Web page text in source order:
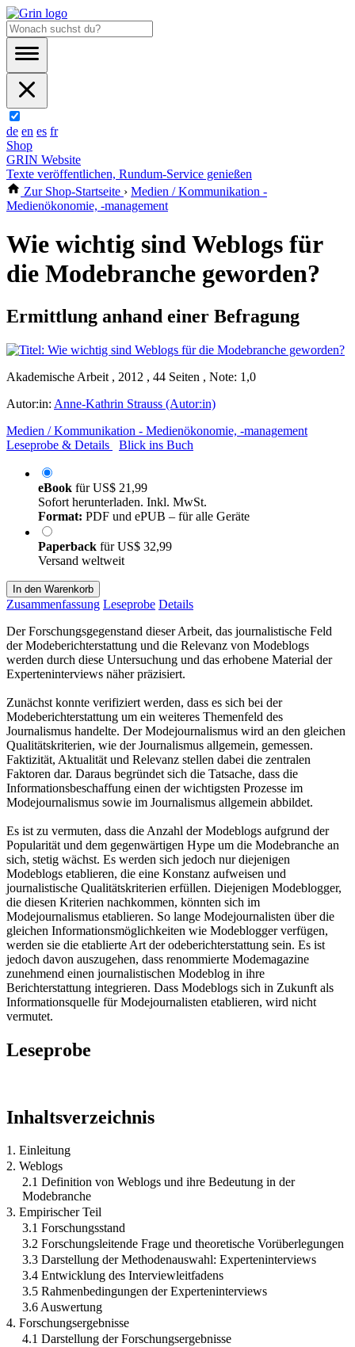
de en es fr
Shop
GRIN Website
Texte veröffentlichen, Rundum-Service genießen
Zur Shop-Startseite › Medien / Kommunikation -
Medienökonomie, -management
Wie wichtig sind Weblogs für
die Modebranche geworden?
Ermittlung anhand einer Befragung
Akademische Arbeit , 2012 , 44 Seiten , Note: 1,0
Autor:in: Anne-Kathrin Strauss (Autor:in)
Medien / Kommunikation - Medienökonomie, -management
Leseprobe & Details
Blick ins Buch
eBook fürUS$ 21,99
Sofort herunterladen. Inkl. MwSt.
Format: PDF und ePUB – für alle Geräte
Paperback fürUS$ 32,99
Versand weltweit
In den Warenkorb
Zusammenfassung Leseprobe Details
Der Forschungsgegenstand dieser Arbeit, das journalistische Feld
der Modeberichterstattung und die Relevanz von Modeblogs
werden durch diese Untersuchung und das erhobene Material der
Experteninterviews näher präzisiert.
Zunächst konnte verifiziert werden, dass es sich bei der
Modeberichterstattung um ein weiteres Themenfeld des
Journalismus handelte. Der Modejournalismus wird an den gleichen
Qualitätskriterien, wie der Journalismus allgemein, gemessen.
Faktizität, Aktualität und Relevanz stellen dabei die zentralen
Faktoren dar. Daraus begründet sich die Tatsache, dass die
Informationsbeschaffung einen der wichtigsten Prozesse im
Modejournalismus sowie im Journalismus allgemein abbildet.
Es ist zu vermuten, dass die Anzahl der Modeblogs aufgrund der
Popularität und dem gegenwärtigen Hype um die Modebranche an
sich, stetig wächst. Es werden sich jedoch nur diejenigen
Modeblogs etablieren, die eine Konstanz aufweisen und
journalistische Qualitätskriterien erfüllen. Diejenigen Modeblogger,
die diesen Kriterien nachkommen, könnten sich im
Modejournalismus etablieren. So lange Modejournalisten über die
gleichen Informationsmöglichkeiten wie Modeblogger verfügen,
werden sie die etablierte Art der odeberichterstattung sein. Es ist
jedoch davon auszugehen, dass renommierte Modemagazine
zunehmend einen journalistischen Modeblog in ihre
Berichterstattung integrieren. Dass Modeblogs sich in Zukunft als
Informationsquelle für Modejournalisten etablieren, wird nicht
vermutet.
Leseprobe
Inhaltsverzeichnis
1. Einleitung
2. Weblogs
2.1 Definition von Weblogs und ihre Bedeutung in der
Modebranche
3. Empirischer Teil
3.1 Forschungsstand
3.2 Forschungsleitende Frage und theoretische Vorüberlegungen
3.3 Darstellung der Methodenauswahl: Experteninterviews
3.4 Entwicklung des Interviewleitfadens
3.5 Rahmenbedingungen der Experteninterviews
3.6 Auswertung
4. Forschungsergebnisse
4.1 Darstellung der Forschungsergebnisse